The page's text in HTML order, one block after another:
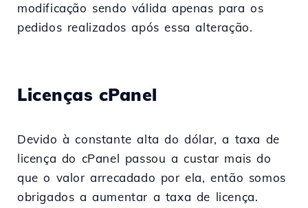
modificação sendo válida apenas para os
pedidos realizados após essa alteração.
Licenças cPanel
Devido à constante alta do dólar, a taxa de
licença do cPanel passou a custar mais do
que o valor arrecadado por ela, então somos
obrigados a aumentar a taxa de licença.